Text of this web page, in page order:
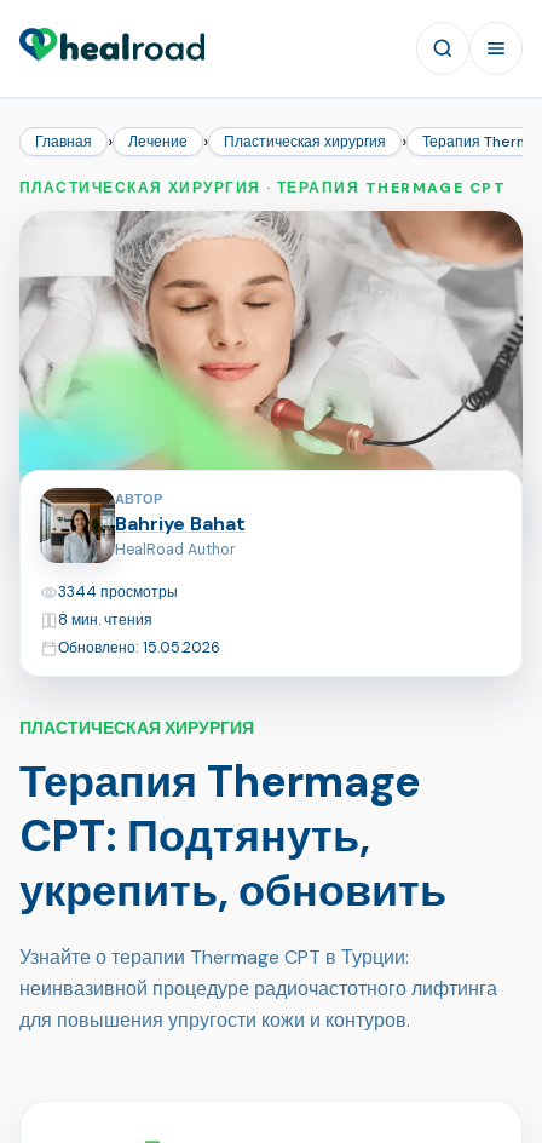
Главная › Лечение › Пластическая хирургия › Терапия
ПЛАСТИЧЕСКАЯ ХИРУРГИЯ · ТЕРАПИЯ THERMAGE CPT
ПЛАСТИЧЕСКАЯ ХИРУРГИЯ
Терапия Thermage
CPT: Подтянуть,
укрепить, обновить
Узнайте о терапии Thermage CPT в Турции:
неинвазивной процедуре радиочастотного лифтинга
для повышения упругости кожи и контуров.
Авторы страницы
АВТОР
Bahriye Bahat
HealRoad Author
Просмотры
3344 просмотры
Время чтения
8 мин. чтения
Последнее обновление
Обновлено: 15.05.2026